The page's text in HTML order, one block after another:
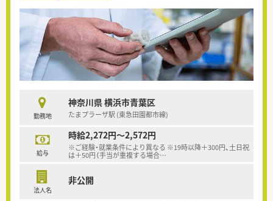
勤務地
神奈川県 横浜市青葉区
たまプラーザ駅 (東急田園都市線)
給与
時給2,272円～2,572円
※ご経験・就業条件により異なる ※19時以降＋300円、土日祝
は＋50円（手当が重複する場合…
法人名
非公開